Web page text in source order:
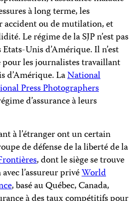
à long terme, les
accident ou de mutilation, et
Le régime de la SJP n’est pas
Unis d’Amérique. Il n’est
les journalistes travaillant
d’Amérique. LaNational
Press Photographers
d’assurance à leurs
à l’étranger ont un certain
de défense de la liberté de la
, dont le siège se trouve
l’assureur privéWorld
, basé au Québec, Canada,